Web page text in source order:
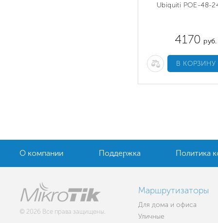
Ubiquiti POE-48-
4170 руб.
В КОРЗИНУ
О компании Поддержка Политика
© 2026 Все права защищены.
Маршрутизаторы
Для дома и офиса
Уличные